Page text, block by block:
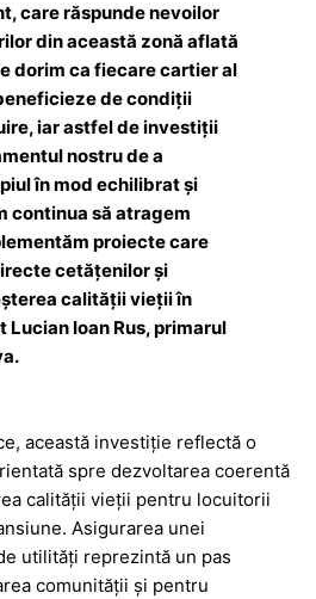
care răspunde nevoilor
din această zonă aflată
dorim ca fiecare cartier al
de condiții
iar astfel de investiții
nostru de a
în mod echilibrat și
continua să atragem
proiecte care
cetățenilor și
calității vieții în
Lucian Ioan Rus, primarul
această investiție reflectă o
spre dezvoltarea coerentă
calității vieții pentru locuitorii
Asigurarea unei
utilități reprezintă un pas
comunității și pentru